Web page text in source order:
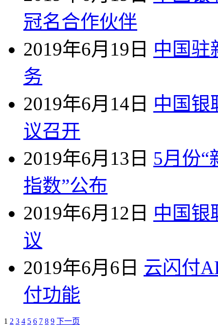
冠名合作伙伴
2019年6月19日 中国驻
务
2019年6月14日 中国银
议召开
2019年6月13日 5月份“
指数”公布
2019年6月12日 中国银
议
2019年6月6日 云闪付
付功能
1 2 3 4 5 6 7 8 9 下一页